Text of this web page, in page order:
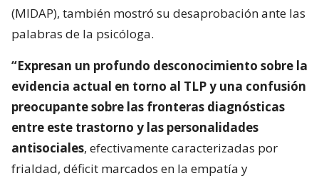
(MIDAP), también mostró su desaprobación ante las
palabras de la psicóloga.
“Expresan un profundo desconocimiento sobre la
evidencia actual en torno al TLP y una confusión
preocupante sobre las fronteras diagnósticas
entre este trastorno y las personalidades
antisociales, efectivamente caracterizadas por
frialdad, déficit marcados en la empatía y